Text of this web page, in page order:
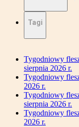
Tagi
Tygodniowy
sierpnia 2026 r.
Tygodniowy
2026 r.
Tygodniowy
sierpnia 2026 r.
Tygodniowy
2026 r.